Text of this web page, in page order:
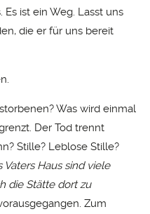
ist ein Weg. Lasst uns
die er für uns bereit
Was wird einmal
Der Tod trennt
Stille? Leblose Stille?
Vaters Haus sind viele
die Stätte dort zu
Zum